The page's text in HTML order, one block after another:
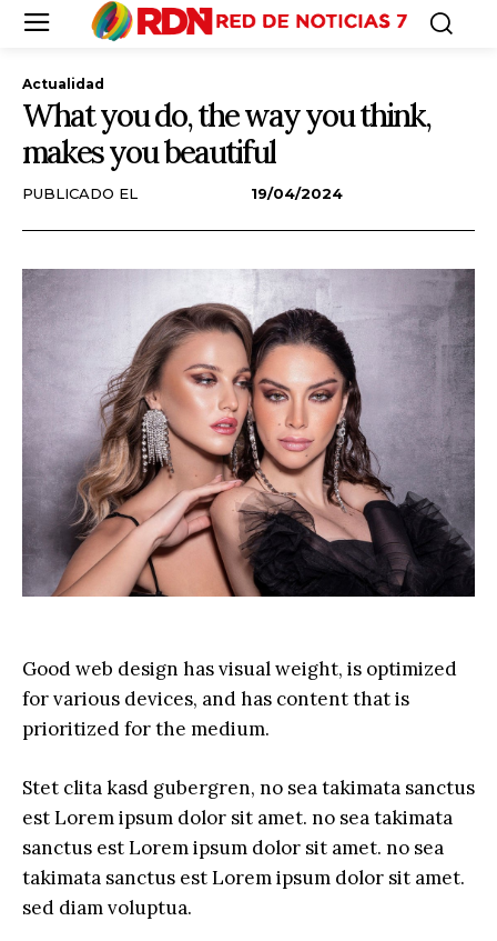
Actualidad
What you do, the way you think,
makes you beautiful
PUBLICADO EL 19/04/2024
Good web design has visual weight, is optimized
for various devices, and has content that is
prioritized for the medium.
Stet clita kasd gubergren, no sea takimata sanctus
est Lorem ipsum dolor sit amet. no sea takimata
sanctus est Lorem ipsum dolor sit amet. no sea
takimata sanctus est Lorem ipsum dolor sit amet.
sed diam voluptua.